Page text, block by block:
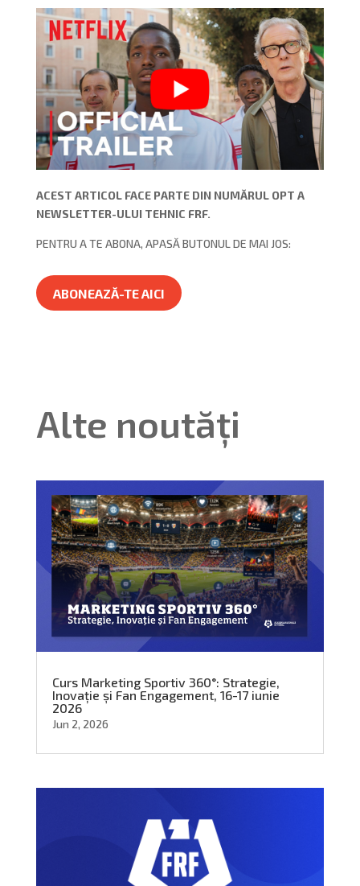
ACEST ARTICOL FACE PARTE DIN NUMĂRUL OPT A
NEWSLETTER-ULUI TEHNIC FRF.
PENTRU A TE ABONA, APASĂ BUTONUL DE MAI JOS:
ABONEAZĂ-TE AICI
Alte noutăți
Curs Marketing Sportiv 360°: Strategie,
Inovație și Fan Engagement, 16-17 iunie
2026
Jun 2, 2026